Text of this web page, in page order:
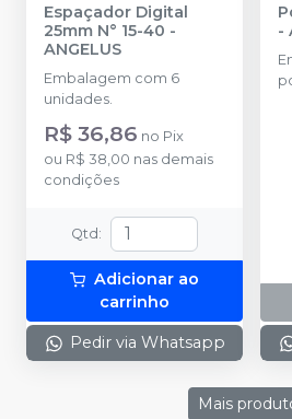
Espaçador Digital
25mm N° 15-40 -
ANGELUS
Embalagem com 6
unidades.
R$ 36,86 no Pix
ou R$ 38,00 nas demais
condições
Qtd :
Adicionar ao
carrinho
Pedir via Whatsapp
-
Mais